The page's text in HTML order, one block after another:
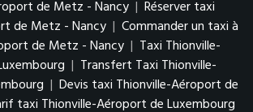
de Metz - Nancy | Réserver taxi
de Metz - Nancy | Commander un taxi à
de Metz - Nancy | Taxi Thionville-
| Transfert Taxi Thionville-
| Devis taxi Thionville-Aéroport de
taxi Thionville-Aéroport de Luxembourg